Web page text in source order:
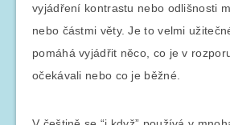
vyjádření kontrastu nebo odlišnosti
nebo částmi věty. Je to velmi
pomáhá vyjádřit něco, co je v
očekávali nebo co je běžné.